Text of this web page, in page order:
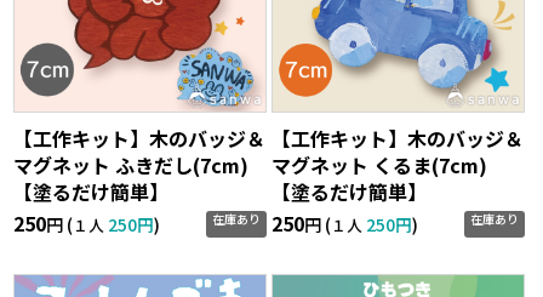
【工作キット】木のバッジ＆
マグネット ふきだし(7cm)
【塗るだけ簡単】
250円 (１人 250円) 在庫あり
【工作キット】木のバッジ＆
マグネット くるま(7cm)
【塗るだけ簡単】
250円 (１人 250円) 在庫あり